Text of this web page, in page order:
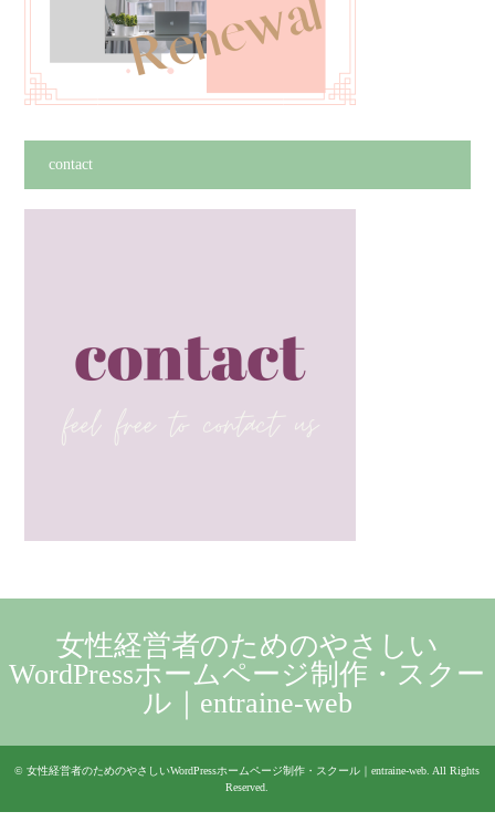
contact
女性経営者のためのやさしい
WordPressホームページ制作・スクー
ル｜entraine-web
©女性経営者のためのやさしいWordPressホームページ制作・スクール｜entraine-web . All Rights
Reserved.